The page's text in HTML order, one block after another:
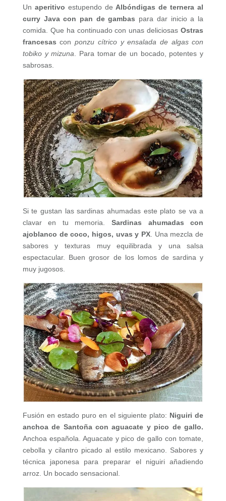
Un aperitivo estupendo de Albóndigas de ternera al
curry Java con pan de gambas para dar inicio a la
comida. Que ha continuado con unas deliciosasOstras
francesas conponzu cítrico y ensalada de algas con
tobiko y mizuna . Para tomar de un bocado, potentes y
sabrosas.
Si te gustan las sardinas ahumadas este plato se va a
clavar en tu memoria.Sardinas ahumadas con
ajoblanco de coco, higos, uvas y PX. Una mezcla de
sabores y texturas muy equilibrada y una salsa
espectacular. Buen grosor de los lomos de sardina y
muy jugosos.
Fusión en estado puro en el siguiente plato: Niguiri de
anchoa de Santoña con aguacate y pico de gallo.
Anchoa española. Aguacate y pico de gallo con tomate,
cebolla y cilantro picado al estilo mexicano. Sabores y
técnica japonesa para preparar el niguiri añadiendo
arroz. Un bocado sensacional.